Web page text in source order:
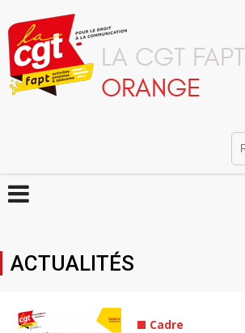
LA CGT FAPT
ORANGE
ACTUALITÉS
Cadre